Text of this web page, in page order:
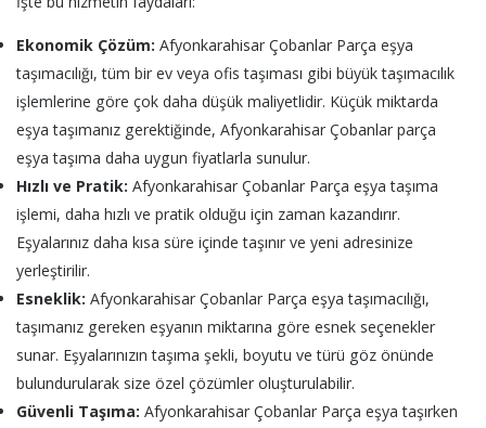
Ekonomik Çözüm: Afyonkarahisar Çobanlar Parça eşya
taşımacılığı, tüm bir ev veya ofis taşıması gibi büyük taşımacılık
işlemlerine göre çok daha düşük maliyetlidir. Küçük miktarda
eşya taşımanız gerektiğinde, Afyonkarahisar Çobanlar parça
eşya taşıma daha uygun fiyatlarla sunulur.
Hızlı ve Pratik: Afyonkarahisar Çobanlar Parça eşya taşıma
işlemi, daha hızlı ve pratik olduğu için zaman kazandırır.
Eşyalarınız daha kısa süre içinde taşınır ve yeni adresinize
yerleştirilir.
Esneklik: Afyonkarahisar Çobanlar Parça eşya taşımacılığı,
taşımanız gereken eşyanın miktarına göre esnek seçenekler
sunar. Eşyalarınızın taşıma şekli, boyutu ve türü göz önünde
bulundurularak size özel çözümler oluşturulabilir.
Güvenli Taşıma: Afyonkarahisar Çobanlar Parça eşya taşırken